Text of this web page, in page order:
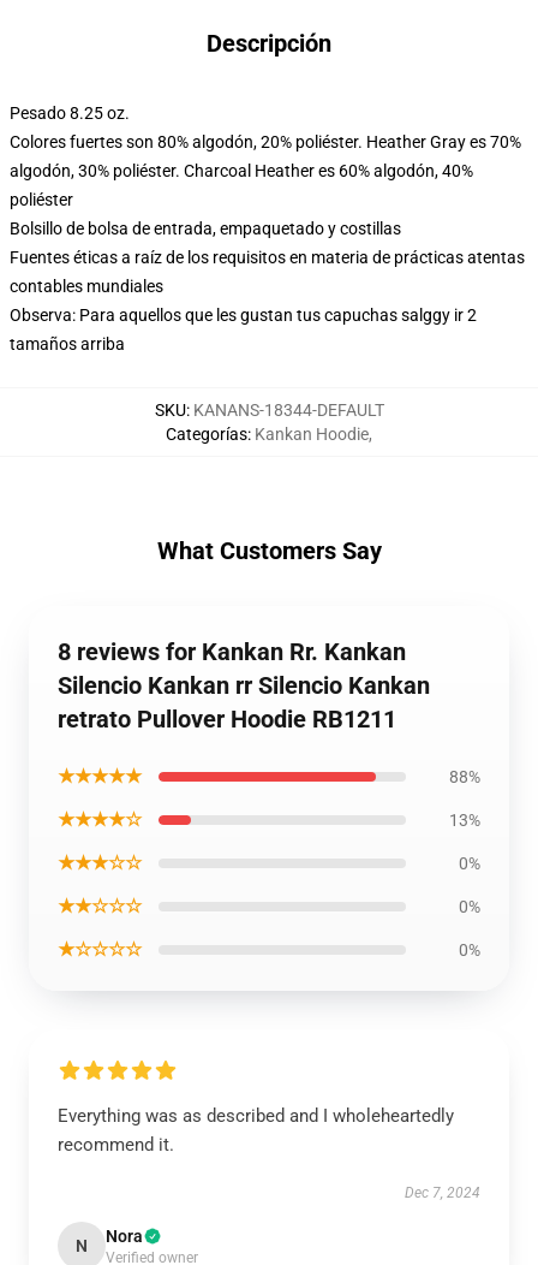
Descripción
Pesado 8.25 oz.
Colores fuertes son 80% algodón, 20% poliéster. Heather Gray es 70%
algodón, 30% poliéster. Charcoal Heather es 60% algodón, 40%
poliéster
Bolsillo de bolsa de entrada, empaquetado y costillas
Fuentes éticas a raíz de los requisitos en materia de prácticas atentas
contables mundiales
Observa: Para aquellos que les gustan tus capuchas salggy ir 2
tamaños arriba
SKU: KANANS-18344-DEFAULT
Categorías: Kankan Hoodie,
What Customers Say
8 reviews for Kankan Rr. Kankan
Silencio Kankan rr Silencio Kankan
retrato Pullover Hoodie RB1211
★★★★★ 88%
★★★★☆ 13%
★★★☆☆ 0%
★★☆☆☆ 0%
★☆☆☆☆ 0%
Everything was as described and I wholeheartedly
recommend it.
Dec 7, 2024
N Nora
Verified owner